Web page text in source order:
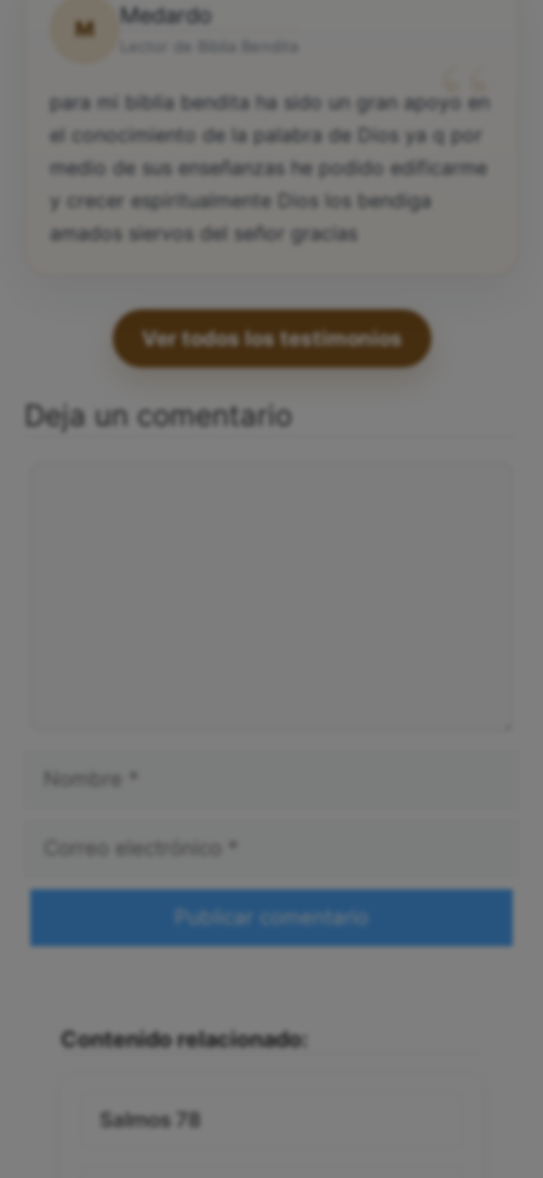
M
Medardo
“
para mi biblia bendita ha sido un gran apoyo en
el conocimiento de la palabra de Dios ya q por
medio de sus enseñanzas he podido edificarme
y crecer espiritualmente Dios los bendiga
amados siervos del señor gracias
Ver todos los testimonios
Deja un comentario
Contenido relacionado:
Salmos 78